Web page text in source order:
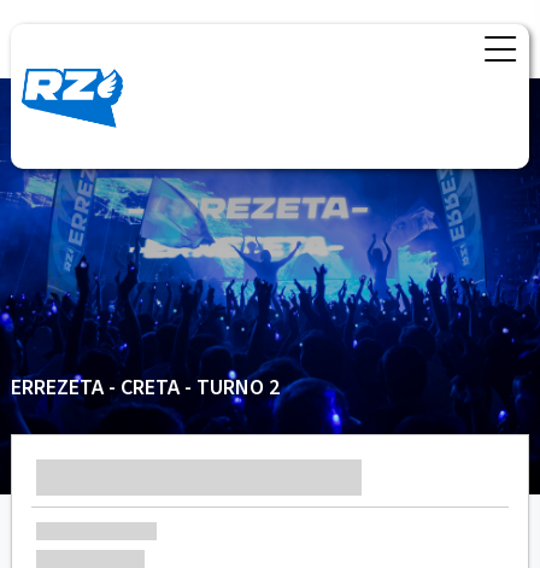
ERREZETA - CRETA - TURNO 2